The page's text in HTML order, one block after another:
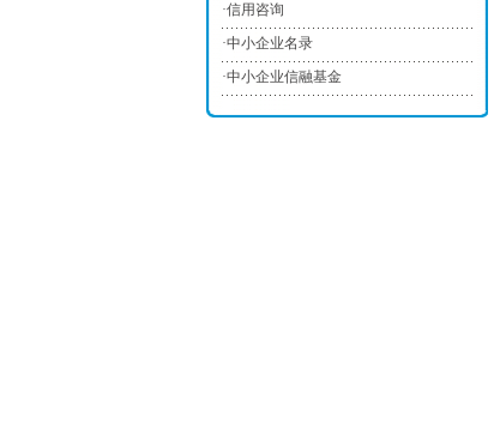
·信用咨询
·中小企业名录
·中小企业信融基金